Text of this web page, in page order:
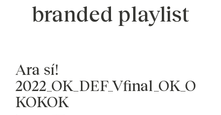
branded playlist
Ara sí!
2022_OK_DEF_Vfinal_OK_O
KOKOK